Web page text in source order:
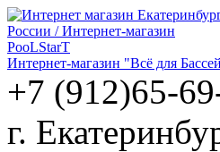
PooLStarT
Интернет-магазин "Всё для
+7 (912)65-
г.